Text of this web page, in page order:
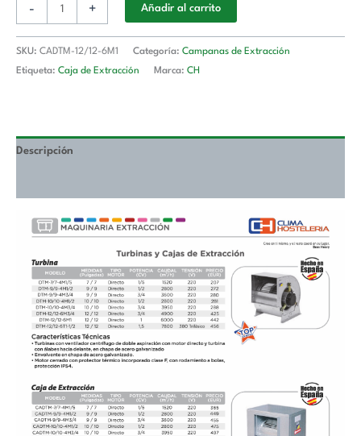
-
6M1
cantidad
+ Añadir al carrito
SKU: CADTM-12/12-6M1 Categoría: Campanas de Extracción
Etiqueta: Caja de Extracción Marca: CH
Descripción